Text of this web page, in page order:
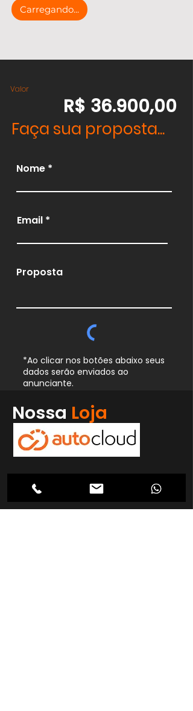
Carregando...
Valor
R$ 36.900,00
Faça sua proposta...
Nome
Email
Proposta
*Ao clicar nos botões abaixo seus
dados serão enviados ao
anunciante.
Enviar
Nossa Loja
Nossa loja
Carregando ...